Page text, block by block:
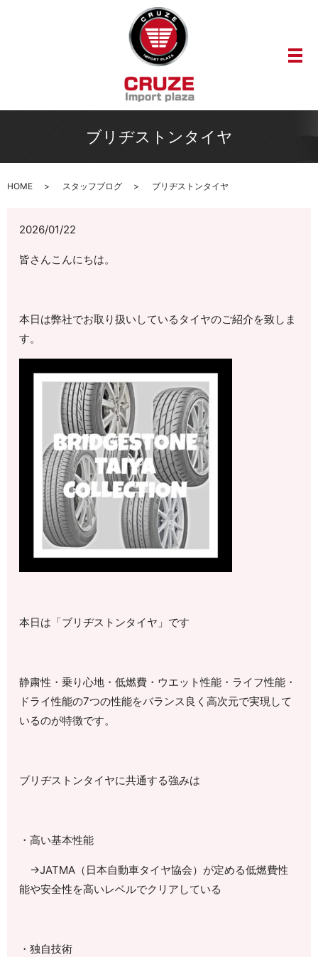
メ
ブリヂストンタイヤ
HOME スタッフブログ ブリヂストンタイヤ
2026/01/22
皆さんこんにちは。
本日は弊社でお取り扱いしているタイヤのご紹介を致しま
す。
本日は「ブリヂストンタイヤ」です
静粛性・乗り心地・低燃費・ウエット性能・ライフ性能・
ドライ性能の7つの性能をバランス良く高次元で実現して
いるのが特徴です。
ブリヂストンタイヤに共通する強みは
・高い基本性能
→JATMA （日本自動車タイヤ協会）が定める低燃費性
能や安全性を高いレベルでクリアしている
・独自技術